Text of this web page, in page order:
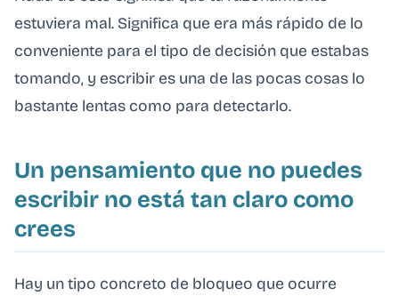
estuviera mal. Significa que era más rápido de lo
conveniente para el tipo de decisión que estabas
tomando, y escribir es una de las pocas cosas lo
bastante lentas como para detectarlo.
Un pensamiento que no puedes
escribir no está tan claro como
crees
Hay un tipo concreto de bloqueo que ocurre